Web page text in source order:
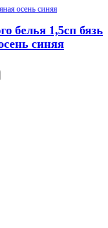
белья 1,5сп бязь
синяя